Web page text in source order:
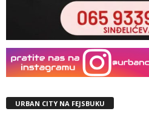
URBAN CITY NA FEJSBUKU